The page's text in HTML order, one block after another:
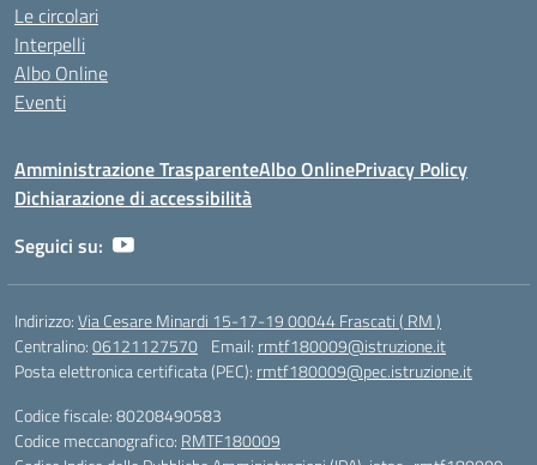
Le circolari
Interpelli
Albo Online
Eventi
Amministrazione TrasparenteAlbo OnlinePrivacy Policy
Dichiarazione di accessibilità
Seguici su:
Indirizzo:Via Cesare Minardi 15-17-19 00044 Frascati ( RM )
Centralino:06121127570 Email: rmtf180009@istruzione.it
Posta elettronica certificata (PEC): rmtf180009@pec.istruzione.it
Codice fiscale: 80208490583
Codice meccanografico: RMTF180009